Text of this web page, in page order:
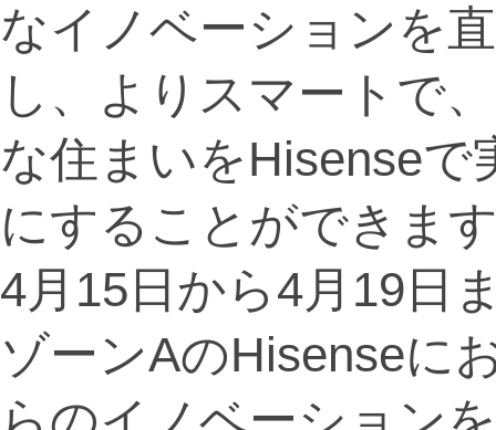
なイノベーションを
し、よりスマートで
な住まいをHisenseで
にすることができま
4月15日から4月19日
ゾーンAのHisenseに